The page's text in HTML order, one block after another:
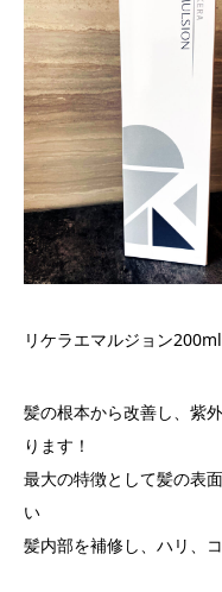
リケラエマルジョン
髪の根本から改善し、紫
ります！
最大の特徴として髪の表
い
髪内部を補修し、ハリ、